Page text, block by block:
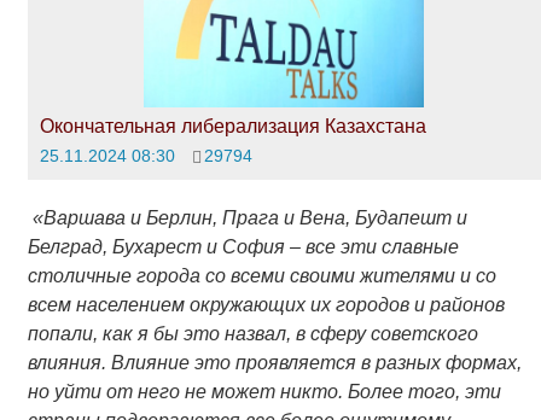
Окончательная либерализация Казахстана
25.11.2024 08:30 29794
«Варшава и Берлин, Прага и Вена, Будапешт и
Белград, Бухарест и София – все эти славные
столичные города со всеми своими жителями и со
всем населением окружающих их городов и районов
попали, как я бы это назвал, в сферу советского
влияния. Влияние это проявляется в разных формах,
но уйти от него не может никто. Более того, эти